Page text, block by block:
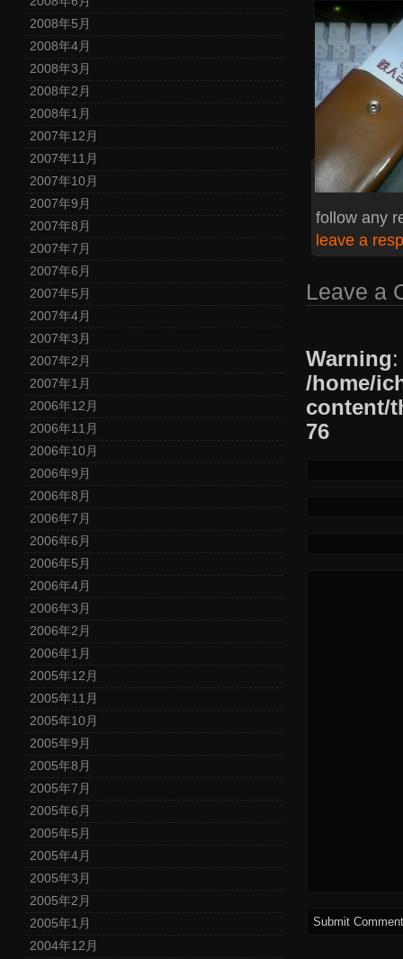
2008年5月
2008年4月
2008年3月
2008年2月
2008年1月
2007年12月
2007年11月
2007年10月
2007年9月
2007年8月
2007年7月
2007年6月
2007年5月
2007年4月
2007年3月
2007年2月
2007年1月
2006年12月
2006年11月
2006年10月
2006年9月
2006年8月
2006年7月
2006年6月
2006年5月
2006年4月
2006年3月
2006年2月
2006年1月
2005年12月
2005年11月
2005年10月
2005年9月
2005年8月
2005年7月
2005年6月
2005年5月
2005年4月
2005年3月
2005年2月
2005年1月
2004年12月
follow any
leave a
Leave a
Warning
/home/
content/
76